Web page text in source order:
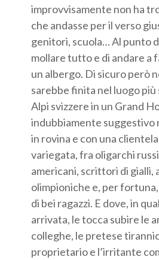
improvvisamente non ha
che andasse per il verso
genitori, scuola… Al punto
mollare tutto e di andare a
un albergo. Di sicuro però
sarebbe finita nel luogo
Alpi svizzere in un Grand
indubbiamente suggestivo
in rovina e con una
variegata, fra oligarchi
americani, scrittori di gialli,
olimpioniche e, per
di bei ragazzi. E dove, in
arrivata, le tocca subire le
colleghe, le pretese
proprietario e l’irritante